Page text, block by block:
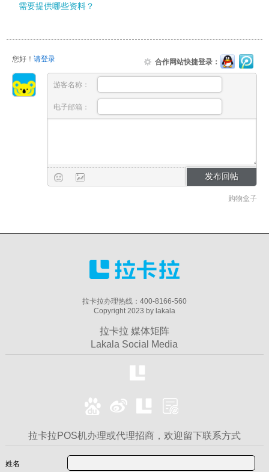
需要提供哪些资料？
您好！ 请登录 合作网站快捷登录：
游客名称：
电子邮箱：
购物盒子
拉卡拉办理热线：400-8166-560
Copyright 2023 by lakala
拉卡拉 媒体矩阵
Lakala Social Media
拉卡拉POS机办理或代理招商，欢迎留下联系方式
姓名